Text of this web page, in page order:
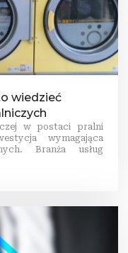
wiedzieć
w postaci pralni
wymagająca
Branża usług